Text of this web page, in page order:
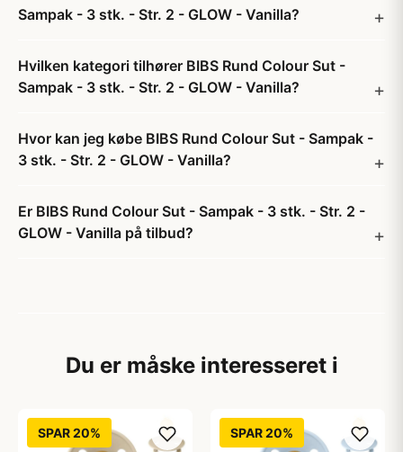
Sampak - 3 stk. - Str. 2 - GLOW - Vanilla?
Hvilken kategori tilhører BIBS Rund Colour Sut -
Sampak - 3 stk. - Str. 2 - GLOW - Vanilla?
Hvor kan jeg købe BIBS Rund Colour Sut - Sampak -
3 stk. - Str. 2 - GLOW - Vanilla?
Er BIBS Rund Colour Sut - Sampak - 3 stk. - Str. 2 -
GLOW - Vanilla på tilbud?
Du er måske interesseret i
SPAR 20% SPAR 20%